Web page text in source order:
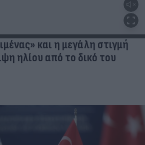
και η μεγάλη στιγμή
ηλίου από το δικό του